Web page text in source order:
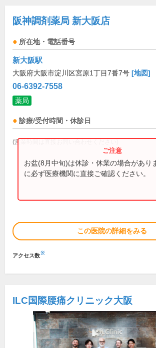
阪神調剤薬局 新大阪店
所在地・電話番号
新大阪駅
大阪府大阪市淀川区宮原1丁目7番7号 [地図]
06-6392-7558
薬局
診療/受付時間・休診日
(営業時間は直接お問い合わせください)
お盆(8月中旬)は休診・休業の場合があり
に必ず医療機関に直接ご確認ください。
この医院の詳細をみる
アクセス数※
ILC国際腰痛クリニック大阪